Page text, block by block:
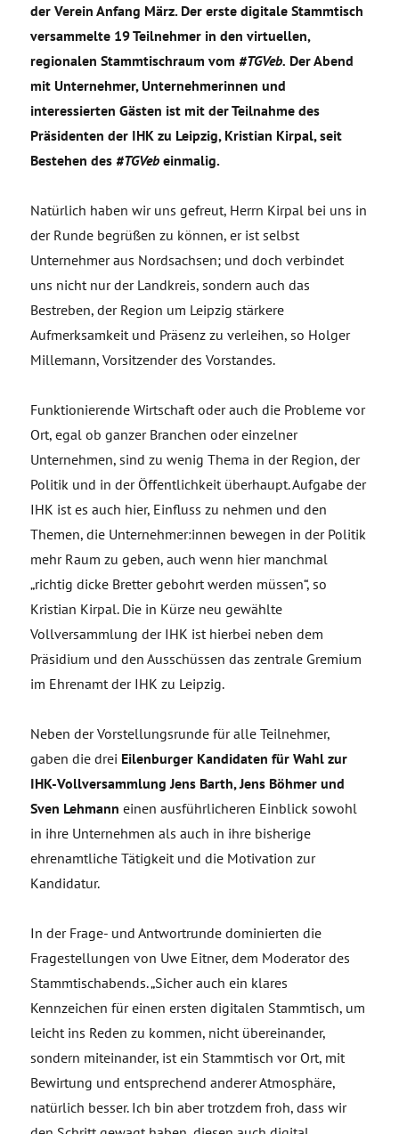
der Verein Anfang März. Der erste digitale Stammtisch
versammelte 19 Teilnehmer in den virtuellen,
regionalen Stammtischraum vom#TGVeb. Der Abend
mit Unternehmer, Unternehmerinnen und
interessierten Gästen ist mit der Teilnahme des
Präsidenten der IHK zu Leipzig, Kristian Kirpal, seit
Bestehen des#TGVeb einmalig.
Natürlich haben wir uns gefreut, Herrn Kirpal bei uns in
der Runde begrüßen zu können, er ist selbst
Unternehmer aus Nordsachsen; und doch verbindet
uns nicht nur der Landkreis, sondern auch das
Bestreben, der Region um Leipzig stärkere
Aufmerksamkeit und Präsenz zu verleihen, so Holger
Millemann, Vorsitzender des Vorstandes.
Funktionierende Wirtschaft oder auch die Probleme vor
Ort, egal ob ganzer Branchen oder einzelner
Unternehmen, sind zu wenig Thema in der Region, der
Politik und in der Öffentlichkeit überhaupt. Aufgabe der
IHK ist es auch hier, Einfluss zu nehmen und den
Themen, die Unternehmer:innen bewegen in der Politik
mehr Raum zu geben, auch wenn hier manchmal
„richtig dicke Bretter gebohrt werden müssen“, so
Kristian Kirpal. Die in Kürze neu gewählte
Vollversammlung der IHK ist hierbei neben dem
Präsidium und den Ausschüssen das zentrale Gremium
im Ehrenamt der IHK zu Leipzig.
Neben der Vorstellungsrunde für alle Teilnehmer,
gaben die drei Eilenburger Kandidaten für Wahl zur
IHK-Vollversammlung Jens Barth, Jens Böhmer und
Sven Lehmann einen ausführlicheren Einblick sowohl
in ihre Unternehmen als auch in ihre bisherige
ehrenamtliche Tätigkeit und die Motivation zur
Kandidatur.
In der Frage- und Antwortrunde dominierten die
Fragestellungen von Uwe Eitner, dem Moderator des
Stammtischabends. „Sicher auch ein klares
Kennzeichen für einen ersten digitalen Stammtisch, um
leicht ins Reden zu kommen, nicht übereinander,
sondern miteinander, ist ein Stammtisch vor Ort, mit
Bewirtung und entsprechend anderer Atmosphäre,
natürlich besser. Ich bin aber trotzdem froh, dass wir